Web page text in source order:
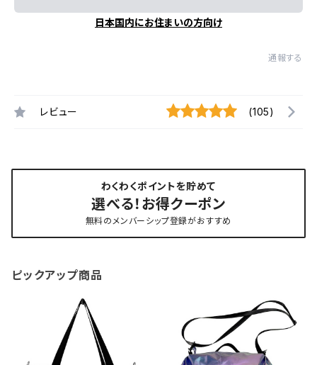
日本国内にお住まいの方向け
通報する
レビュー (105)
わくわくポイントを貯めて
選べる！お得クーポン
無料のメンバーシップ登録がおすすめ
ピックアップ商品